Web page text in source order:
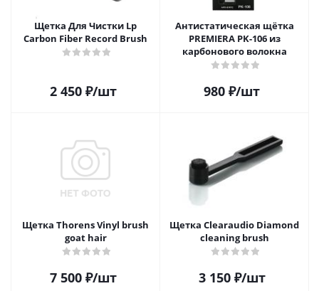
Щетка Для Чистки Lp
Carbon Fiber Record Brush
2 450₽/шт
Антистатическая щётка
PREMIERA PK-106 из
карбонового волокна
980 ₽/шт
Щетка Thorens Vinyl brush
goat hair
7 500₽/шт
Щетка Clearaudio Diamond
cleaning brush
3 150₽/шт